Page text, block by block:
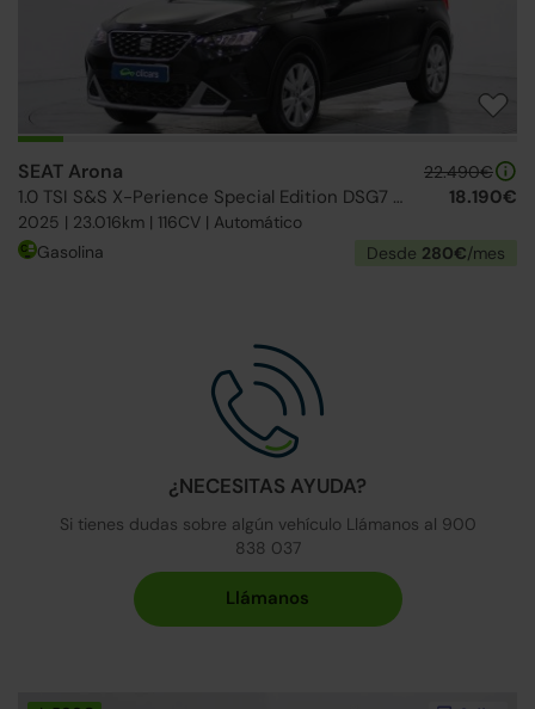
SEAT Arona
1.0 TSI S&S X-Perience Special Edition DSG7 115
2025 | 23.016km | 116CV | Automático
22.490€
18.190€
Gasolina Desde 280€/mes
¿NECESITAS AYUDA?
Si tienes dudas sobre algún vehículo Llámanos al 900
838 037